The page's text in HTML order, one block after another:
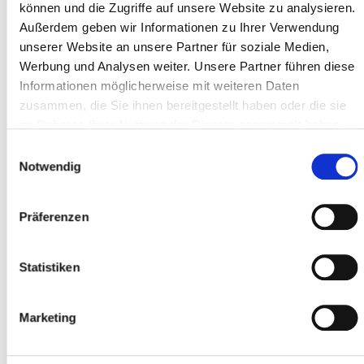
können und die Zugriffe auf unsere Website zu analysieren.
Außerdem geben wir Informationen zu Ihrer Verwendung
unserer Website an unsere Partner für soziale Medien,
Werbung und Analysen weiter. Unsere Partner führen diese
Informationen möglicherweise mit weiteren Daten
zusammen, die Sie ihnen bereitgestellt haben oder die sie
Notwendig
Präferenzen
Statistiken
Marketing
Adresse ligne 1 *
Code postal *
Participant
Ajouter des participants
J'ai lula politique de confidentialitéet je